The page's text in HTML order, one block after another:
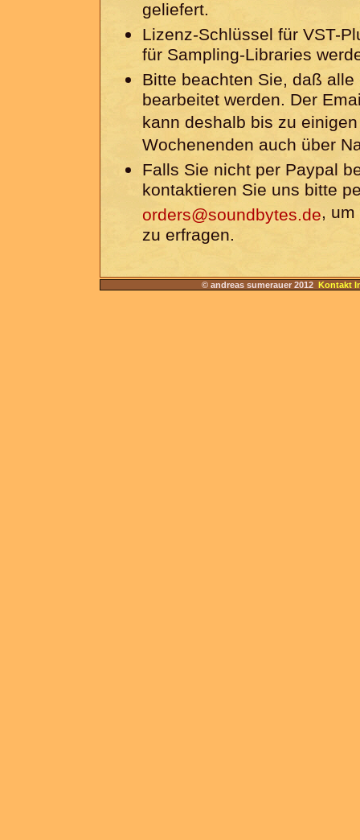
geliefert.
Lizenz-Schlüssel für VST-
für Sampling-Libraries
Bitte beachten Sie, daß
bearbeitet werden. Der
kann deshalb bis zu
Wochenenden auch über
Falls Sie nicht per Paypal
kontaktieren Sie uns bitte
orders@soundbytes.de,
zu erfragen.
© andreas sumerauer 2012 Kontakt